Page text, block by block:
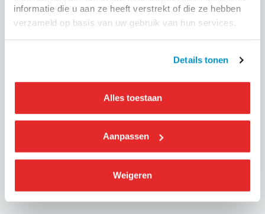
informatie die u aan ze heeft verstrekt of die ze hebben
verzameld op basis van uw gebruik van hun services.
Details tonen
Alles toestaan
Aanpassen
Weigeren
Ook beveelt IRU het digitaliseren van vervoersdocumenten,
het vergroten van de efficiëntie en het combineren van
2 augustus 2024
Deel dit evenement